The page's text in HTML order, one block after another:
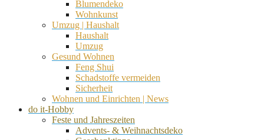
Blumendeko
Wohnkunst
Umzug | Haushalt
Haushalt
Umzug
Gesund Wohnen
Feng Shui
Schadstoffe vermeiden
Sicherheit
Wohnen und Einrichten | News
do it-Hobby
Feste und Jahreszeiten
Advents- & Weihnachtsdeko